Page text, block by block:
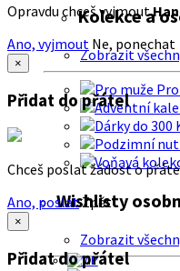
Kolekce a
Zobrazit
Wishlisty
Zobrazit
Opravdu chceš vyjmout
Ano, vyjmout Ne, ponechat
×
Přidat do přátel
Chceš poslat žádost o
Ano, poslatZpět
×
Přidat do přátel